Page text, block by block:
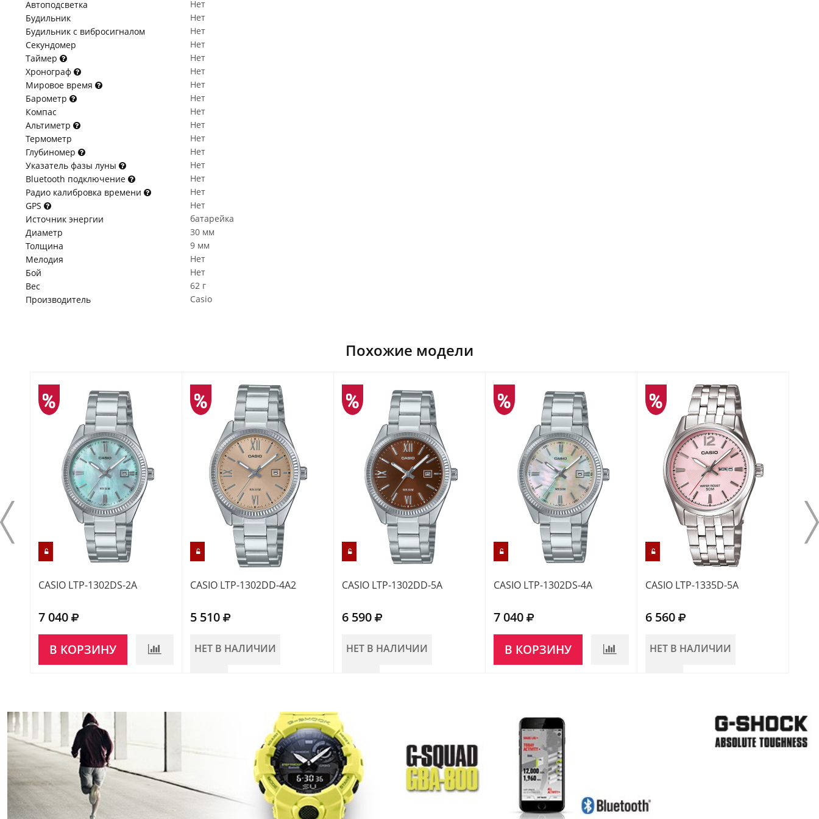
Автоподсветка
Нет
Будильник
Нет
Будильник с вибросигналом
Нет
Секундомер
Нет
Таймер
Нет
Хронограф
Нет
Мировое время
Нет
Барометр
Нет
Компас
Нет
Альтиметр
Нет
Термометр
Нет
Глубиномер
Нет
Указатель фазы луны
Нет
Bluetooth подключение
Нет
Радио калибровка времени
Нет
GPS
Нет
Источник энергии
батарейка
Диаметр
30 мм
Толщина
9 мм
Мелодия
Нет
Бой
Нет
Вес
62 г
Производитель
Casio
Похожие модели
CASIO LTP-1302DS-2A
7 040
В КОРЗИНУ
CASIO LTP-1302DD-4A2
5 510
НЕТ В НАЛИЧИИ
CASIO LTP-1302DD-5A
6 590
НЕТ В НАЛИЧИИ
CASIO LTP-1302DS-4A
7 040
В КОРЗИНУ
CASIO LTP-1335D-5A
6 560
НЕТ В НАЛИЧИИ